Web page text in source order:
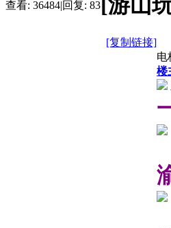
查看: 36484|回复: 83[游山
[复制链接]
电
楼